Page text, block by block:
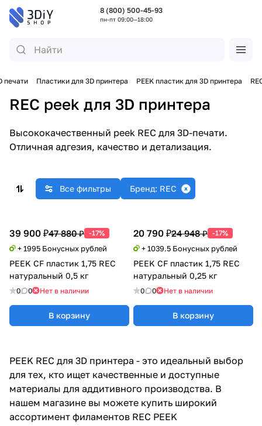
8 (800) 500-45-93
пн-пт 09:00—18:00
печати Пластики для 3D принтера PEEK пластик для 3D принтера
REC peek для 3D принтера
Высококачественный peek REC для 3D-печати.
Отличная адгезия, качество и детализация.
Все фильтры Бренд: REC
39 900 ₽47 880 ₽ -17%
+ 1995 Бонусных рублей
PEEK CF пластик 1,75 REC
натуральный 0,5 кг
0 0 Нет в наличии
В корзину
20 790 ₽24 948 ₽ -17%
+ 1039.5 Бонусных рублей
PEEK CF пластик 1,75 REC
натуральный 0,25 кг
0 0 Нет в наличии
В корзину
PEEK REC для 3D принтера - это идеальный выбор
для тех, кто ищет качественные и доступные
материалы для аддитивного производства. В
нашем магазине вы можете купить широкий
ассортимент филаментов REC PEEK